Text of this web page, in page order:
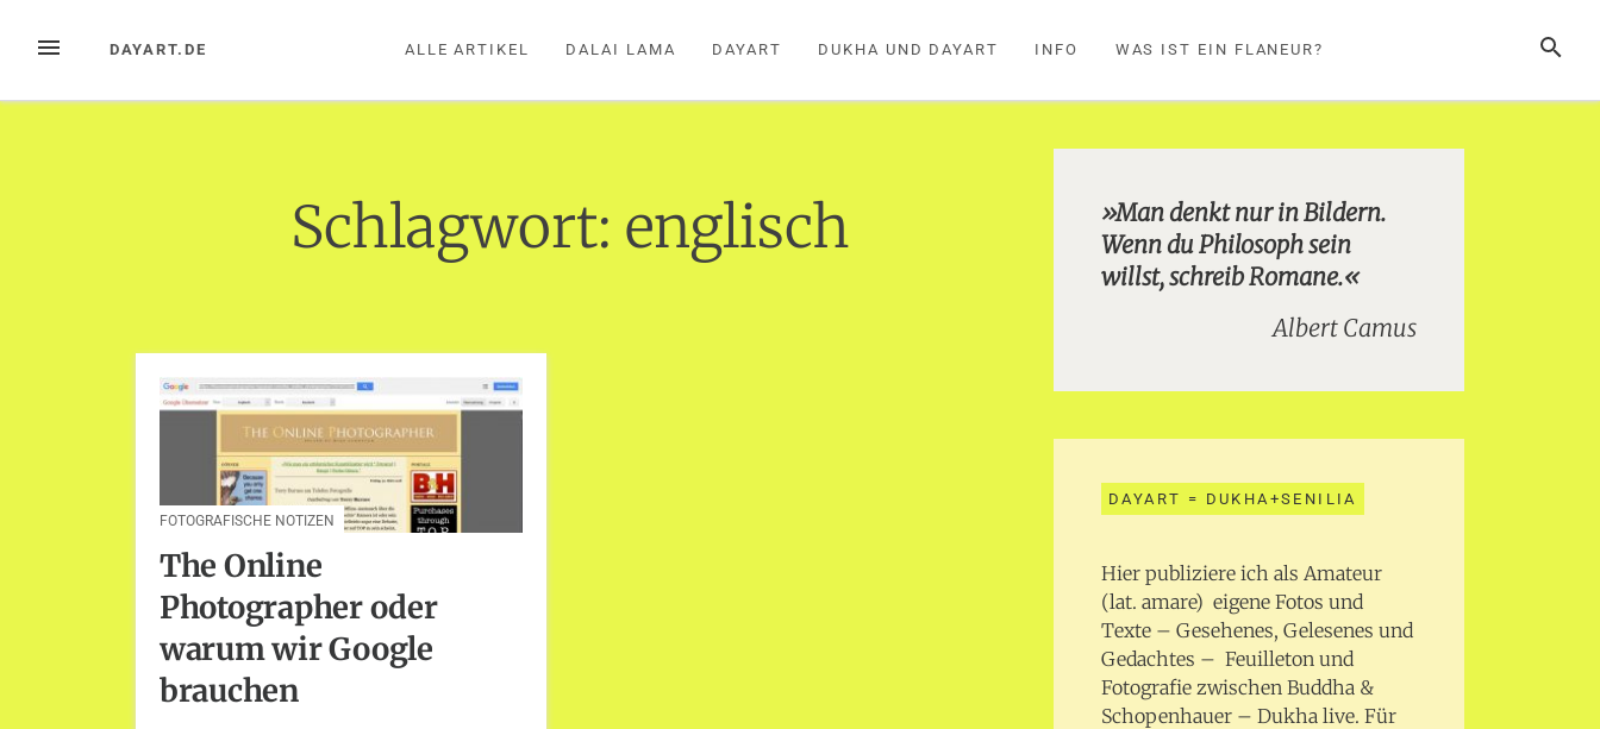
InhaltMENÜ SUCHE
DAYART.DE ALLE ARTIKEL DALAI LAMA DAYART DUKHA UND DAYART INFO WAS IST EIN FLANEUR?
Schlagwort: englisch
FOTOGRAFISCHE NOTIZEN
The Online
Photographer oder
warum wir Google
brauchen
»Man denkt nur in Bildern.
Wenn du Philosoph sein
willst, schreib Romane.«
Albert Camus
DAYART = DUKHA+SENILIA
Hier publiziere ich als Amateur
(lat. amare) eigene Fotos und
Texte – Gesehenes, Gelesenes und
Gedachtes – Feuilleton und
Fotografie zwischen Buddha &
Schopenhauer – Dukha live. Für